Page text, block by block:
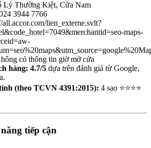
Lý Thường Kiệt, Cửa Nam
3944 7766
all.accor.com/lien_externe.svlt?
maps-
có thông tin giờ mở cửa
hàng: 4.7/5 dựa trên đánh giá từ Google,
(theo TCVN 4391:2015): 4 sao ⭐⭐⭐⭐
tiếp cận